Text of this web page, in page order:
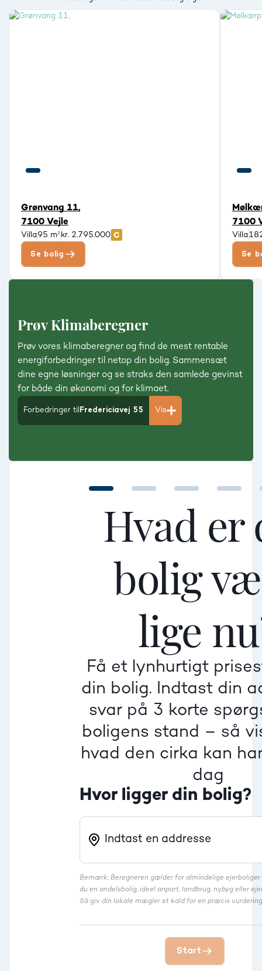
Grønvang 11,
7100 Vejle
Villa95 m² kr. 2.795.000
Se bolig
7100
Villa
Se
Prøv Klimaberegner
Prøv vores klimaberegner og find de mest rentable
energiforbedringer til netop din bolig. Sammensæt
dine egne løsninger og se straks den samlede gevinst
for både din økonomi og for klimaet.
Forbedringer til Fredericiavej 55 Vis
Hvad er
bolig
lige
Få et lynhurtigt
din bolig. Indtast din
svar på 3 korte
boligens stand – så
hvad den cirka kan
dag
Hvor ligger din bolig?
Bemærk: Beregneren gælder for almindelige ejerboliger
du en andelsbolig, ideel anpart, landbrug, nybyg eller
Så giv din lokale mægler et kald for en præcis
Dårlig
Mindre god
Mellem
Dårlig
Mindre god
Mellem
Dårlig
Mindre god
Mellem
Villa
Beregner pris
Start